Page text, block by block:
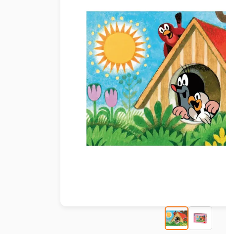
Zubehör
Holzpuzzles
Malen nach Zahlen